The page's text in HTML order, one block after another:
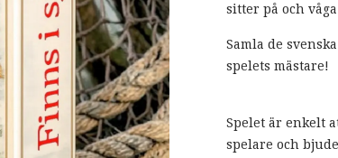
sitter på och
Samla de
spelets mästare!
Spelet är enkelt
spelare och